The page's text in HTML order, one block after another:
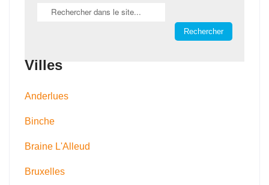
Villes
Anderlues
Binche
Braine L'Alleud
Bruxelles